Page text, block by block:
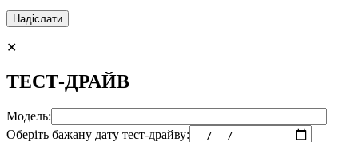
✕
ТЕСТ-ДРАЙВ
Модель:
Оберіть бажану дату тест-драйву: